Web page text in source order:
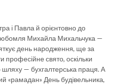
і Павла й орієнтовно до
Михайла Михальчука —
день народження, ще за
професійне свято, оскільки
шляху — бухгалтерська праця. А
«рамадан» День будівельника,